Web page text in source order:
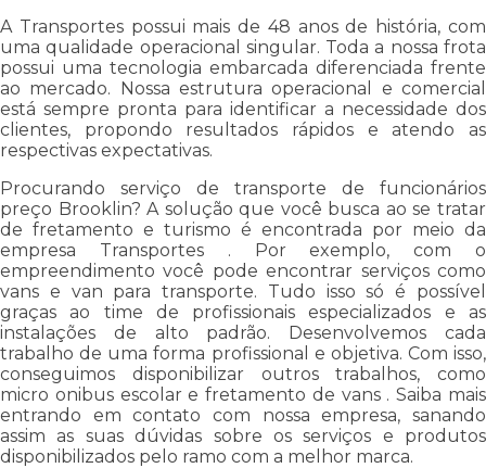
A Transportes possui mais de 48 anos de história, com
uma qualidade operacional singular. Toda a nossa frota
possui uma tecnologia embarcada diferenciada frente
ao mercado. Nossa estrutura operacional e comercial
está sempre pronta para identificar a necessidade dos
clientes, propondo resultados rápidos e atendo as
respectivas expectativas.
Procurando serviço de transporte de funcionários
preço Brooklin? A solução que você busca ao se tratar
de fretamento e turismo é encontrada por meio da
empresa Transportes . Por exemplo, com o
empreendimento você pode encontrar serviços como
vans e van para transporte. Tudo isso só é possível
graças ao time de profissionais especializados e as
instalações de alto padrão. Desenvolvemos cada
trabalho de uma forma profissional e objetiva. Com isso,
conseguimos disponibilizar outros trabalhos, como
micro onibus escolar e fretamento de vans . Saiba mais
entrando em contato com nossa empresa, sanando
assim as suas dúvidas sobre os serviços e produtos
disponibilizados pelo ramo com a melhor marca.